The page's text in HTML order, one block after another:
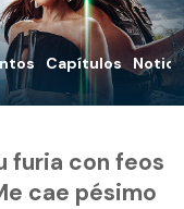
Capítulos
furia con feos
cae pésimo